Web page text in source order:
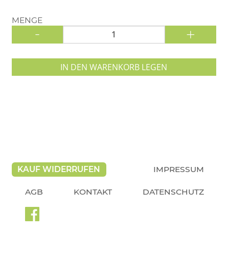
MENGE
- +
IN DEN WARENKORB LEGEN
KAUF WIDERRUFEN IMPRESSUM
AGB KONTAKT DATENSCHUTZ